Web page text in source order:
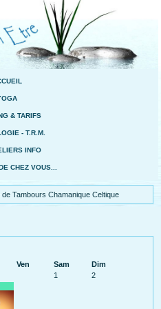
& TARIFS
- T.R.M.
INFO
CHEZ VOUS...
de Tambours Chamanique Celtique
Ven Sam
Dim
1
2